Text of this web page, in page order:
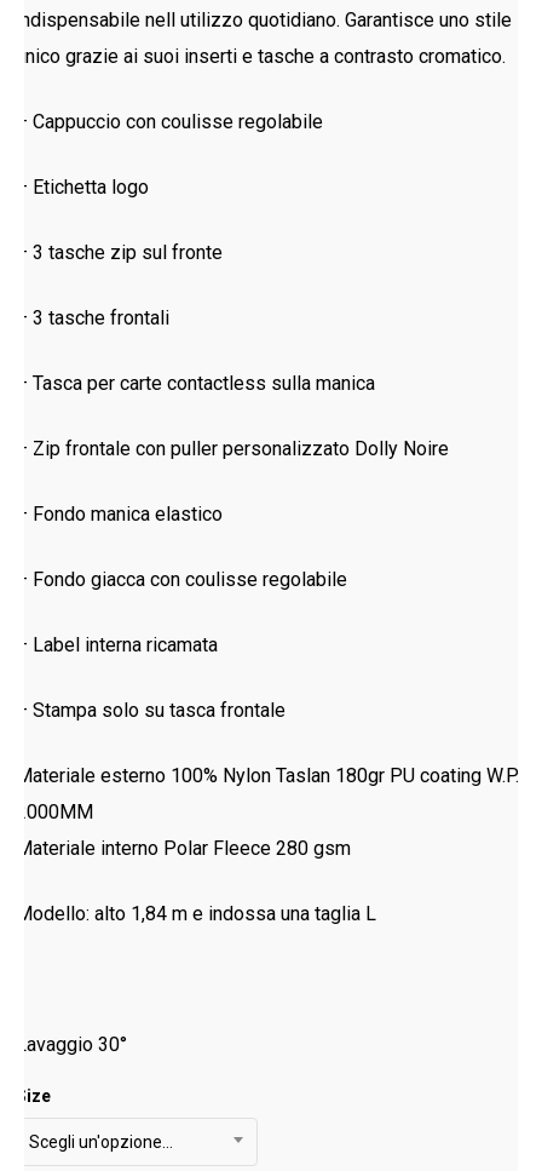
indispensabile nell utilizzo quotidiano. Garantisce uno stile
unico grazie ai suoi inserti e tasche a contrasto cromatico.
– Cappuccio con coulisse regolabile
– Etichetta logo
– 3 tasche zip sul fronte
– 3 tasche frontali
– Tasca per carte contactless sulla manica
– Zip frontale con puller personalizzato Dolly Noire
– Fondo manica elastico
– Fondo giacca con coulisse regolabile
– Label interna ricamata
– Stampa solo su tasca frontale
Materiale esterno 100% Nylon Taslan 180gr PU coating W.P.
2000MM
Materiale interno Polar Fleece 280 gsm
Modello: alto 1,84 m e indossa una taglia L
Lavaggio 30°
Size
Scegli un'opzione…